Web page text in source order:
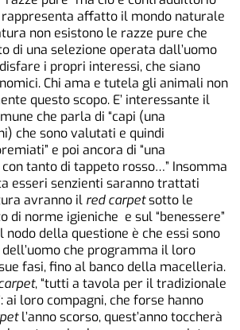
rappresenta affatto il mondo naturale
non esistono le razze pure che
di una selezione operata dall’uomo
i propri interessi, che siano
Chi ama e tutela gli animali non
questo scopo. E’ interessante il
che parla di “capi (una
che sono valutati e quindi
e poi ancora di “una
tanto di tappeto rosso…” Insomma
esseri senzienti saranno trattati
avranno il red carpetsotto le
di norme igieniche e sul “benessere”
della questione è che essi sono
che programma il loro
fasi, fino al banco della macelleria.
, “tutti a tavola per il tradizionale
ai loro compagni, che forse hanno
l’anno scorso, quest’anno toccherà